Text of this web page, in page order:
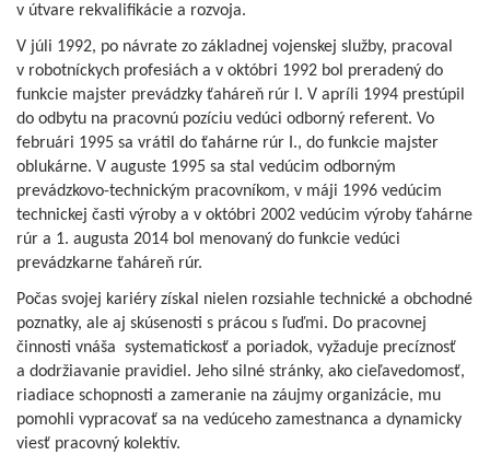
v útvare rekvalifikácie a rozvoja.
V júli 1992, po návrate zo základnej vojenskej služby, pracoval
v robotníckych profesiách a v októbri 1992 bol preradený do
funkcie majster prevádzky ťaháreň rúr I. V apríli 1994 prestúpil
do odbytu na pracovnú pozíciu vedúci odborný referent. Vo
februári 1995 sa vrátil do ťahárne rúr I., do funkcie majster
oblukárne. V auguste 1995 sa stal vedúcim odborným
prevádzkovo-technickým pracovníkom, v máji 1996 vedúcim
technickej časti výroby a v októbri 2002 vedúcim výroby ťahárne
rúr a 1. augusta 2014 bol menovaný do funkcie vedúci
prevádzkarne ťaháreň rúr.
Počas svojej kariéry získal nielen rozsiahle technické a obchodné
poznatky, ale aj skúsenosti s prácou s ľuďmi. Do pracovnej
činnosti vnáša systematickosť a poriadok, vyžaduje precíznosť
a dodržiavanie pravidiel. Jeho silné stránky, ako cieľavedomosť,
riadiace schopnosti a zameranie na záujmy organizácie, mu
pomohli vypracovať sa na vedúceho zamestnanca a dynamicky
viesť pracovný kolektív.